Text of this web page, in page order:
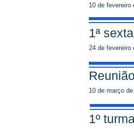
10 de fevereiro
1ª
24 de fevereiro
10 de março
1º